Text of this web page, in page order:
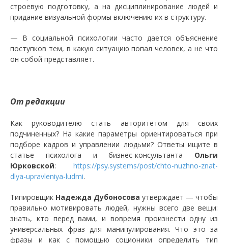
строевую подготовку, а на дисциплинирование людей и
придание визуальной формы включению их в структуру.
— В социальной психологии часто дается объяснение
поступков тем, в какую ситуацию попал человек, а не что
он собой представляет.
От редакции
Как руководителю стать авторитетом для своих
подчиненных? На какие параметры ориентироваться при
подборе кадров и управлении людьми? Ответы ищите в
статье психолога и бизнес-консультанта Ольги
Юрковской: https://psy.systems/post/chto-nuzhno-znat-
dlya-upravleniya-ludmi.
Типировщик Надежда Дубоносова утверждает — чтобы
правильно мотивировать людей, нужны всего две вещи:
знать, кто перед вами, и вовремя произнести одну из
универсальных фраз для манипулирования. Что это за
фразы и как с помощью соционики определить тип